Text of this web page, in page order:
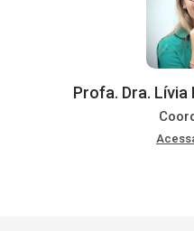
Profa. Dra. Lívia